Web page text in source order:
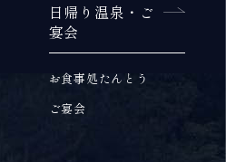
日帰り温泉・ご
宴会
お食事処たんとう
ご宴会